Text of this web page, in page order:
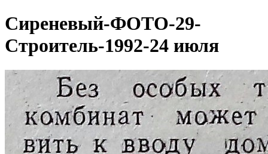
Сиреневый-ФОТО-29-
Строитель-1992-24 июля